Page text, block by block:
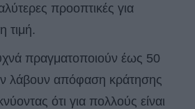
προοπτικές για
τιμή.
πραγματοποιούν έως 50
λάβουν απόφαση κράτησης
ότι για πολλούς είναι